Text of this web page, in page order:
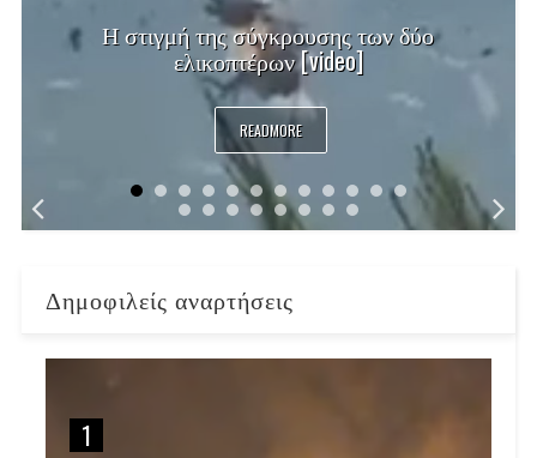
Η στιγμή της σύγκρουσης των δύο
ελικοπτέρων [video]
READMORE
Δημοφιλείς αναρτήσεις
1